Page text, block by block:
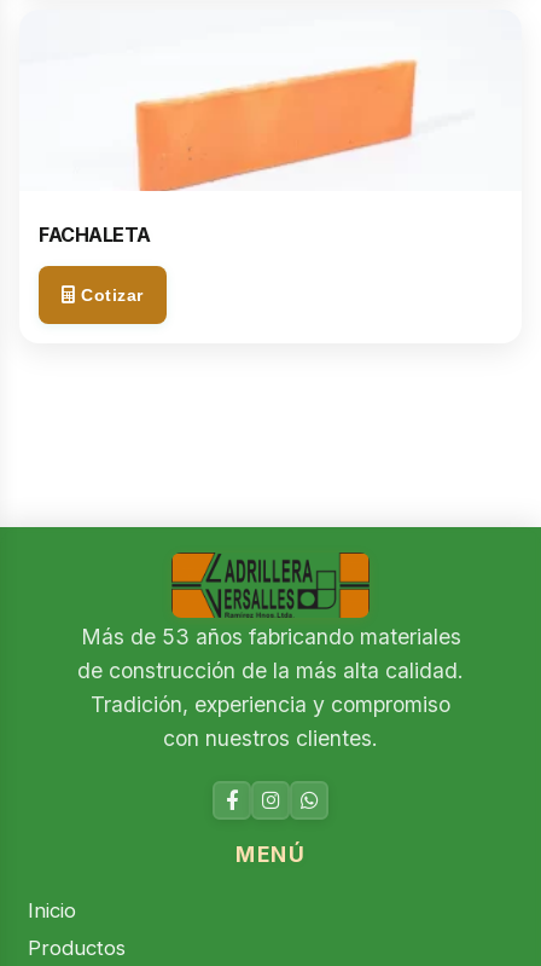
FACHALETA
Cotizar
Más de 53 años fabricando materiales
de construcción de la más alta calidad.
Tradición, experiencia y compromiso
con nuestros clientes.
MENÚ
Inicio
Productos
Acepto la
y el tratamiento de
mis datos personales *
Cancelar